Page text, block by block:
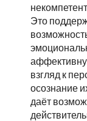
Это
взгляд к
осознание
даёт